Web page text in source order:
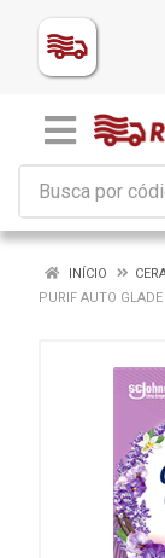
INÍCIO
PURIF AUTO